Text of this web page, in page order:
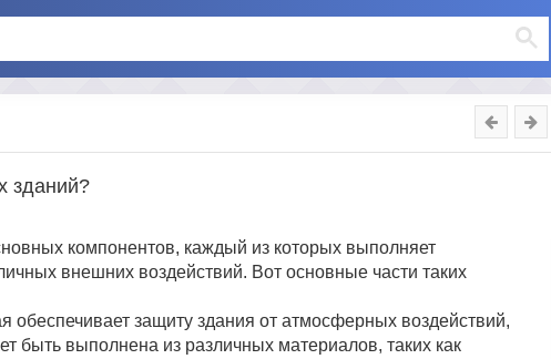
зданий?
компонентов, каждый из которых выполняет
внешних воздействий. Вот основные части таких
обеспечивает защиту здания от атмосферных воздействий,
быть выполнена из различных материалов, таких как